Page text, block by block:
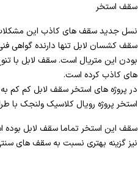
سقف استخر
نسل جدید سقف های کاذب این
سقف کشسان لابل تنها دارنده گواهی
بودن این متریال است. سقف لابل با
های کاذب کرده است.
در پروژه های استخر سقف لابل کم کم
استخر پروژه رویال کلاسیک ولنجک با
سقف این استخر تماما سقف لابل
نیز گزینه بهتری نسبت به سقف های